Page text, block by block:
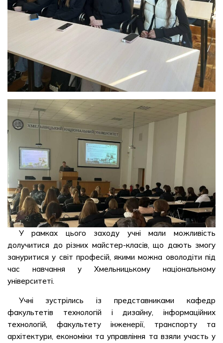
У рамках цього заходу учні мали можливість
долучитися до різних майстер-класів, що дають змогу
зануритися у світ професій, якими можна оволодіти під
час навчання у Хмельницькому національному
університеті.
Учні зустрілись із представниками кафедр
факультетів технологій і дизайну, інформаційних
технологій, факультету інженерії, транспорту та
архітектури, економіки та управління та взяли участь у